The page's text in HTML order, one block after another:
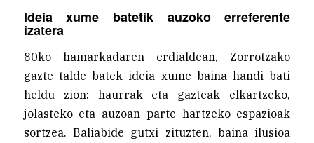
Ideia xume batetik auzoko erreferente
izatera
80ko hamarkadaren erdialdean, Zorrotzako
gazte talde batek ideia xume baina handi bati
heldu zion: haurrak eta gazteak elkartzeko,
jolasteko eta auzoan parte hartzeko espazioak
sortzea. Baliabide gutxi zituzten, baina ilusioa